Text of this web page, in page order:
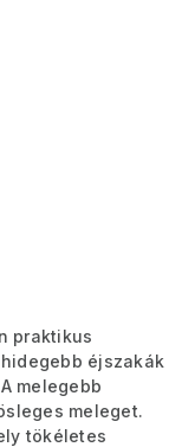
praktikus
éjszakák
melegebb
meleget.
tökéletes